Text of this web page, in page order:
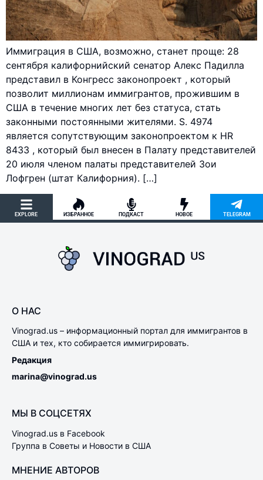
Иммиграция в США, возможно, станет проще: 28
сентября калифорнийский сенатор Алекс Падилла
представил в Конгресс законопроект , который
позволит миллионам иммигрантов, прожившим в
США в течение многих лет без статуса, стать
законными постоянными жителями. S. 4974
является сопутствующим законопроектом к HR
8433 , который был внесен в Палату представителей
20 июля членом палаты представителей Зои
Лофгрен (штат Калифорния). […]
EXPLORE ИЗБРАННОЕ ПОДКАСТ НОВОЕ TELEGRAM
О НАС
Vinograd.us – информационный портал для иммигрантов в
США и тех, кто собирается иммигрировать.
Редакция
marina@vinograd.us
МЫ В СОЦСЕТЯХ
Vinograd.us в Facebook
Группа в Советы и Новости в США
МНЕНИЕ АВТОРОВ